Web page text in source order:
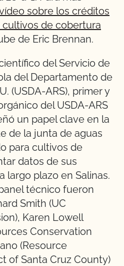
sobre los créditos
de cobertura
de Eric Brennan.
del Servicio de
del Departamento de
(USDA-ARS), primer y
del USDA-ARS
un papel clave en la
de la junta de aguas
para cultivos de
datos de sus
largo plazo en Salinas.
técnico fueron
Smith (UC
Karen Lowell
Conservation
(Resource
of Santa Cruz County)